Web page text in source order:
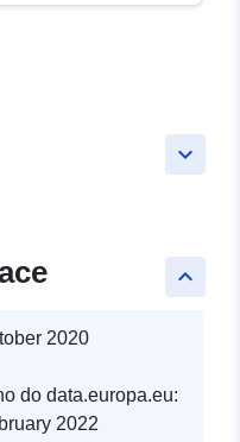
keyboard_arrow_down
keyboard_arrow_up
2020
do data.europa.eu:
2022